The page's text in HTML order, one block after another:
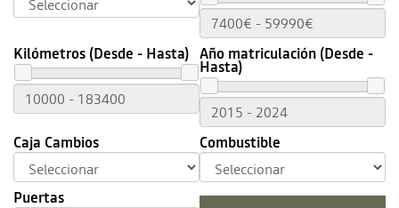
Kilómetros (Desde - Hasta) Año matriculación (Desde -
Hasta)
Caja Cambios Combustible
Puertas